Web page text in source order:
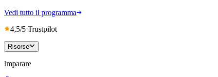
Vedi tutto il programma
4,5/5 Trustpilot
Risorse
Imparare